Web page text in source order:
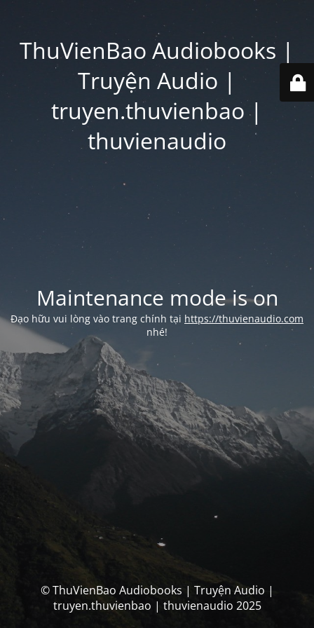
ThuVienBao Audiobooks |
Truyện Audio |
truyen.thuvienbao |
thuvienaudio
Maintenance mode is on
Đạo hữu vui lòng vào trang chính tại https://thuvienaudio.com
nhé!
© ThuVienBao Audiobooks | Truyện Audio |
truyen.thuvienbao | thuvienaudio 2025